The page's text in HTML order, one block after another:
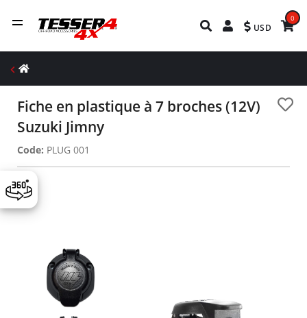
USD
0
Fiche en plastique à 7 broches (12V)
Suzuki Jimny
Code: PLUG 001